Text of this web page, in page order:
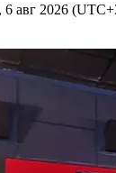
6 авг 2026